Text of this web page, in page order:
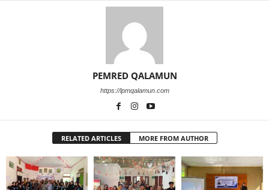
PEMRED QALAMUN
https://lpmqalamun.com
RELATED ARTICLES MORE FROM AUTHOR